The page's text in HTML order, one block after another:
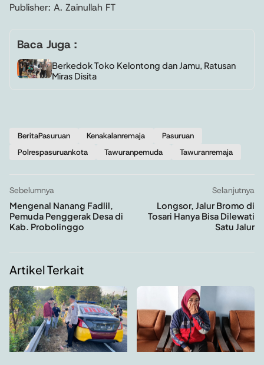
Publisher: A. Zainullah FT
Baca Juga :
Berkedok Toko Kelontong dan Jamu, Ratusan
Miras Disita
BeritaPasuruan Kenakalanremaja
Pasuruan
Polrespasuruankota
Tawuranpemuda Tawuranremaja
Sebelumnya
Mengenal Nanang Fadlil,
Pemuda Penggerak Desa di
Kab. Probolinggo
Selanjutnya
Longsor, Jalur Bromo di
Tosari Hanya Bisa Dilewati
Satu Jalur
Artikel Terkait